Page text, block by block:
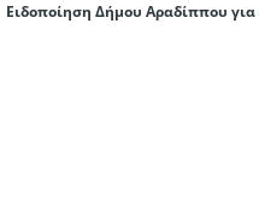
Ειδοποίηση Δήμου Αραδίππου